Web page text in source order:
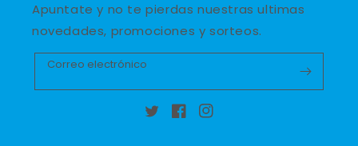
Apuntate y no te pierdas nuestras ultimas
novedades, promociones y sorteos.
Correo electrónico
TwitterFacebookInstagram